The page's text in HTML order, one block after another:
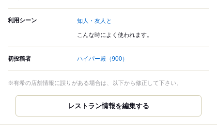
利用シーン 知人・友人と
こんな時によく使われます。
初投稿者 ハイパー殿 （900）
※有希の店舗情報に誤りがある場合は、以下から修正して下さい。